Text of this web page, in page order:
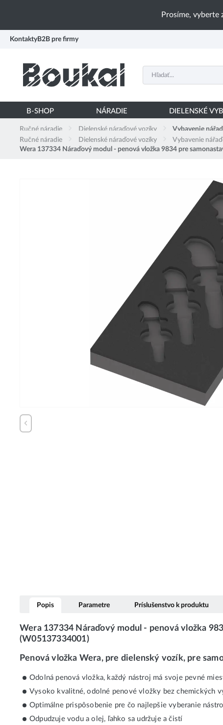
Prosíme, vyberte
Kontakty B2B pre firmy
B-SHOP NÁRADIE DIELENSKÉ
Ručné náradie Dielenské náraďové vozíky
Vybavenie
Ručné náradie
Dielenské náraďové vozíky
Vybavenie
Wera 137334 Náraďový modul - penová vložka 9834 pre
Popis Parametre Príslušenstvo k produktu
Wera 137334 Náraďový modul - penová vložka
(W05137334001)
Penová vložka Wera, pre dielenský vozík, pre
Odolná penová vložka, každý nástroj má svoje pevné
Vysoko kvalitné, odolné penové vložky bez chemických
Optimálne prispôsobenie pre čo najlepšie vyberanie
Odpudzuje vodu a olej, ľahko sa udržuje a čistí